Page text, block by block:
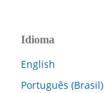
Idioma
English
Português (Brasil)